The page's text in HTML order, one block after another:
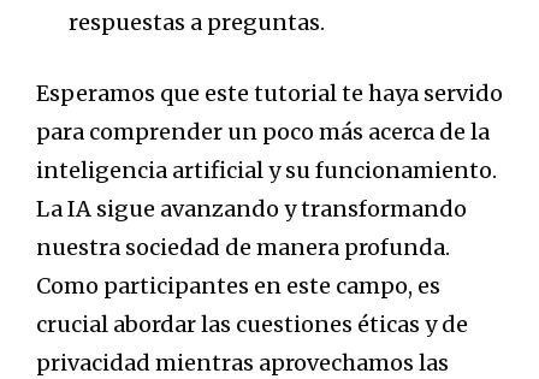
respuestas a preguntas.
Esperamos que este tutorial te haya servido
para comprender un poco más acerca de la
inteligencia artificial y su funcionamiento.
La IA sigue avanzando y transformando
nuestra sociedad de manera profunda.
Como participantes en este campo, es
crucial abordar las cuestiones éticas y de
privacidad mientras aprovechamos las